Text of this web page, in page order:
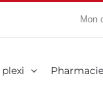
Mon
Pharmacie